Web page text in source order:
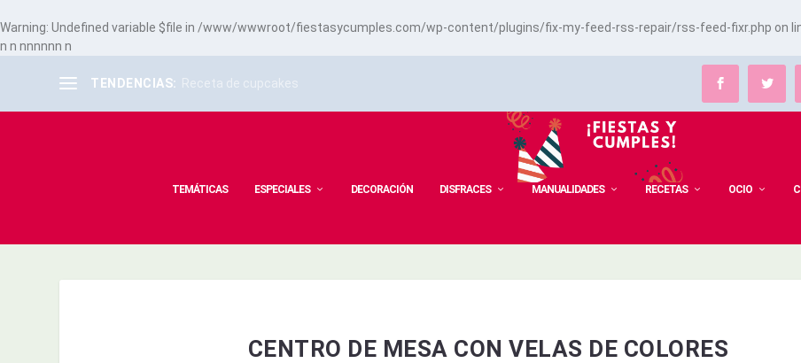
Warning: Undefined variable $file in /www/wwwroot/fiestasycumples.com/wp-content/plugins/fix-my-feed-rss-repair/rss-feed-fixr.php on
n n nnnnnn n
TENDENCIAS: Receta de cupcakes
TEMÁTICAS ESPECIALES DECORACIÓN DISFRACES MANUALIDADES RECETAS OCIO
CENTRO DE MESA CON VELAS DE COLORES